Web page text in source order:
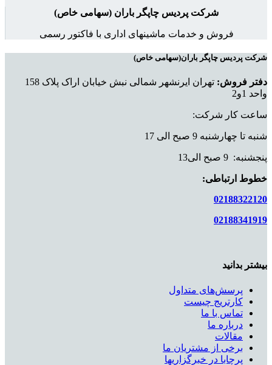
شرکت پردیس چاپگر باران (سهامی خاص)
فروش و خدمات ماشینهای اداری با فاکتور رسمی
شرکت پردیس چاپگر باران(سهامی خاص)
دفتر فروش:
تهران ایرنشهر شمالی نبش خیابان اراک پلاک 158
واحد 1و2
ساعت کار شرکت:
شنبه تا چهارشنبه 9 صبح الی 17
پنجشنبه: 9 صبح الی13
خطوط ارتباطی:
02188322120
02188341919
بیشتر بدانید
پرسش‌های متداول
کارتریج چیست
تماس با ما
درباره ما
مقالات
برخی از مشتریان ما
پرچابا در خبرگزاریها